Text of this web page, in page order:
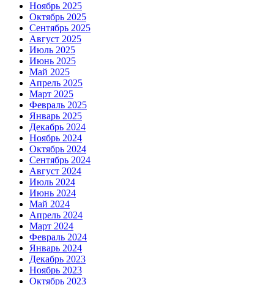
Ноябрь 2025
Октябрь 2025
Сентябрь 2025
Август 2025
Июль 2025
Июнь 2025
Май 2025
Апрель 2025
Март 2025
Февраль 2025
Январь 2025
Декабрь 2024
Ноябрь 2024
Октябрь 2024
Сентябрь 2024
Август 2024
Июль 2024
Июнь 2024
Май 2024
Апрель 2024
Март 2024
Февраль 2024
Январь 2024
Декабрь 2023
Ноябрь 2023
Октябрь 2023